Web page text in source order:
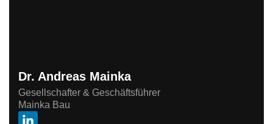
Dr. Andreas Mainka
Gesellschafter & Geschäftsführer
Mainka Bau